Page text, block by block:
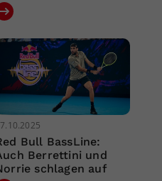
Bull BassLine:
Berrettini und
schlagen auf